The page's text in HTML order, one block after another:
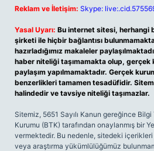
Reklam ve İletişim: Skype:
Yasal Uyarı: Bu internet sitesi, herhangi
şirketi ile hiçbir bağlantısı
hazırladığımız makaleler
haber niteliği taşımamakta olup, gerçek
paylaşım yapılmamaktadır. Gerçek
benzerlikleri tamamen tesadüfidir.
halindedir ve tavsiye niteliği taşımazlar.
Sitemiz, 5651 Sayılı Kanun gereğince
Kurumu (BTK) tarafından onaylanmış bir
vermektedir. Bu nedenle, sitedeki
veya araştırma yükümlülüğümüz